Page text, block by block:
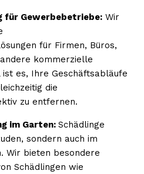
für Gewerbebetriebe: Wir
für Firmen, Büros,
kommerzielle
ist es, Ihre Geschäftsabläufe
die
zu entfernen.
im Garten: Schädlinge
sondern auch im
Wir bieten besondere
Schädlingen wie